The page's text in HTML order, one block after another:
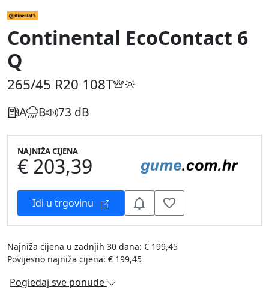
Continental EcoContact 6
Q
265/45 R20 108T
A B 73 dB
NAJNIŽA CIJENA
€ 203,39
Idi u trgovinu
Najniža cijena u zadnjih 30 dana: € 199,45
Povijesno najniža cijena: € 199,45
Pogledaj sve ponude